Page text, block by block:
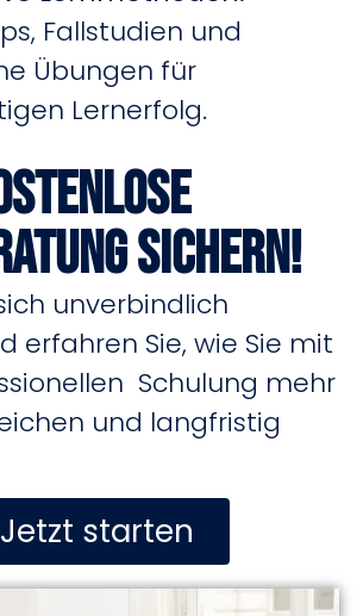
Fallstudien und
Übungen für
Lernerfolg.
sichern!
unverbindlich
erfahren Sie, wie Sie mit
Schulung mehr
und langfristig
Jetzt starten